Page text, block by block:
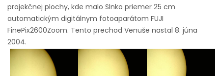
projekčnej plochy, kde malo Slnko priemer 25 cm
automatickým digitálnym fotoaparátom FUJI
FinePix2600Zoom. Tento prechod Venuše nastal 8. júna
2004.